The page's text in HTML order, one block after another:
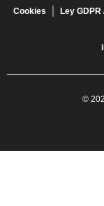
Cookies Ley GDPR
©